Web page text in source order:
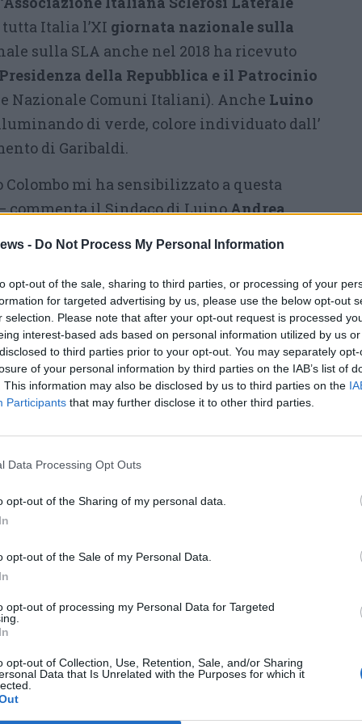
- Do Not Process My Personal Information
opt-out of the sale, sharing to third parties, or processing of your
for targeted advertising by us, please use the below opt-out
selection. Please note that after your opt-out request is processed
interest-based ads based on personal information utilized by us
to third parties prior to your opt-out. You may separately
of your personal information by third parties on the IAB’s list of
This information may also be disclosed by us to third parties on the
Participants that may further disclose it to other third parties.
Data Processing Opt Outs
opt-out of the Sharing of my personal data.
opt-out of the Sale of my Personal Data.
opt-out of processing my Personal Data for Targeted
opt-out of Collection, Use, Retention, Sale, and/or Sharing
Data that Is Unrelated with the Purposes for which it
Italia l’XI giornata nazionale sulla
sulla SLA anche nel 2018 ha ricevuto
della Repubblica e il Patrocinio
Nazionale Comuni Italiani). Anche Luino
di verde, colore individuato dall’
di Garibaldi.
mi ha sensibilizzato a questa
commenta il Sindaco di LuinoAndrea
Mondi, avendo bisogno della sua forza
della SLA».
è anche la speranza per dare un aiuto
ai bisogni di tante persone affette
la necessità dei malati che spesso non
– affermal’Assessore ai Servizi
Franzetti– La luce verde e’ per far
sociale che l’intero nucleo
quando questa malattia entra in una
Una luce verde affinché possa essere di
a chi lotta, a chi soffre per una
fisico ma lascia libera la mente».
diagosto